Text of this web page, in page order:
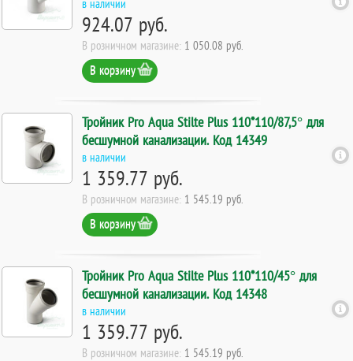
924.07 руб.
В розничном магазине: 1 050.08 руб.
В корзину
Тройник Pro Aqua Stilte Plus 110*110/87,5° для
бесшумной канализации. Код 14349
в наличии
1 359.77 руб.
В розничном магазине: 1 545.19 руб.
В корзину
Тройник Pro Aqua Stilte Plus 110*110/45° для
бесшумной канализации. Код 14348
в наличии
1 359.77 руб.
В розничном магазине: 1 545.19 руб.